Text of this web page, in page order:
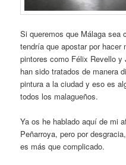
Si queremos que Málaga sea
tendría que apostar por
pintores como Félix Revello
han sido tratados de manera
pintura a la ciudad y eso es
todos los malagueños.
Ya os he hablado aquí de mi
Peñarroya, pero por
es más que complicado.